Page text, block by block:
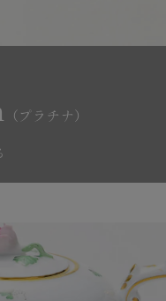
（プラチナ）